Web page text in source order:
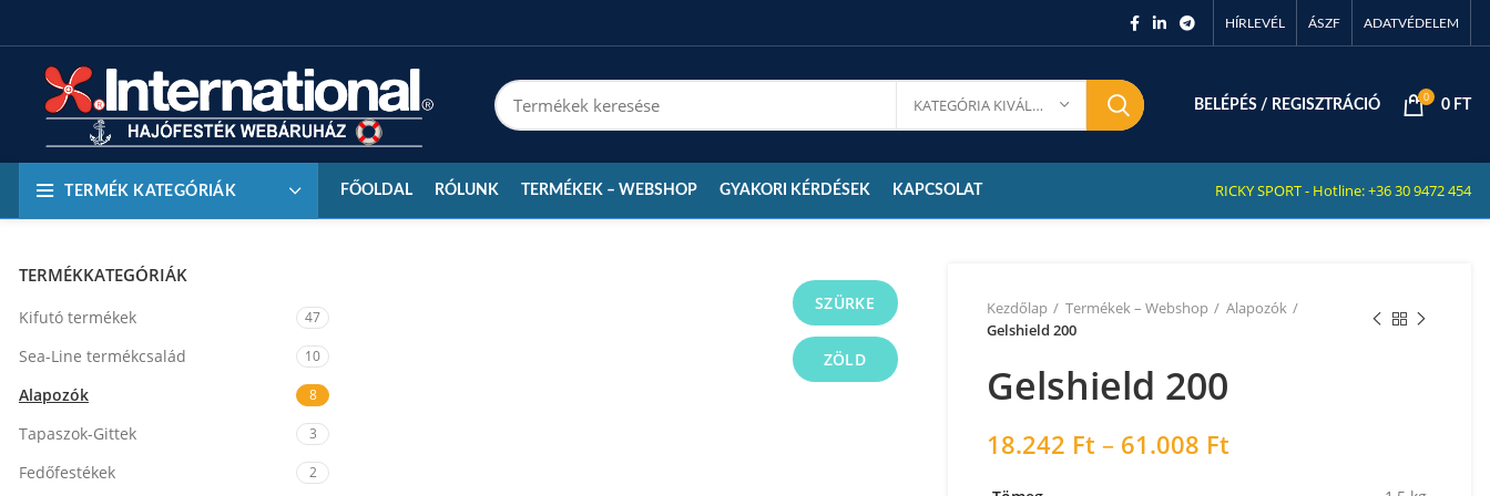
HÍRLEVÉL ÁSZF ADATVÉDELEM
KATEGÓRIA KIVÁLASZTÁSA BELÉPÉS / REGISZTRÁCIÓ
0
0 FT
TERMÉK KATEGÓRIÁK FŐOLDAL RÓLUNK TERMÉKEK – WEBSHOP GYAKORI KÉRDÉSEK KAPCSOLAT RICKY SPORT - Hotline: +36 30 9472 454
SZÜRKE
ZÖLD
Kezdőlap Termékek – Webshop
Alapozók
Gelshield 200
Gelshield 200
18.242 Ft – 61.008 Ft
TERMÉKKATEGÓRIÁK
Kifutó termékek 47
Sea-Line termékcsalád 10
Alapozók 8
Tapaszok-Gittek 3
Fedőfestékek 2